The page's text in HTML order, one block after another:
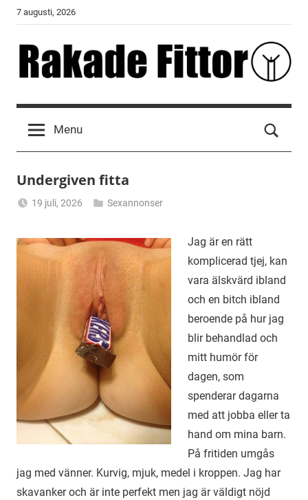
Skip
content
7 augusti, 2026
Rakade
Fittor
Menu
Undergiven fitta
19 juli, 2026
Sexannonser
Jag är en rätt
komplicerad tjej, kan
vara älskvärd ibland
och en bitch ibland
beroende på hur jag
blir behandlad och
mitt humör för
dagen, som
spenderar dagarna
med att jobba eller ta
hand om mina barn.
På fritiden umgås
jag med vänner. Kurvig, mjuk, medel i kroppen. Jag har
skavanker och är inte perfekt men jag är väldigt nöjd